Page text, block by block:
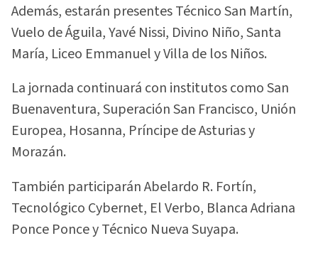
Además, estarán presentes Técnico San Martín,
Vuelo de Águila, Yavé Nissi, Divino Niño, Santa
María, Liceo Emmanuel y Villa de los Niños.
La jornada continuará con institutos como San
Buenaventura, Superación San Francisco, Unión
Europea, Hosanna, Príncipe de Asturias y
Morazán.
También participarán Abelardo R. Fortín,
Tecnológico Cybernet, El Verbo, Blanca Adriana
Ponce Ponce y Técnico Nueva Suyapa.